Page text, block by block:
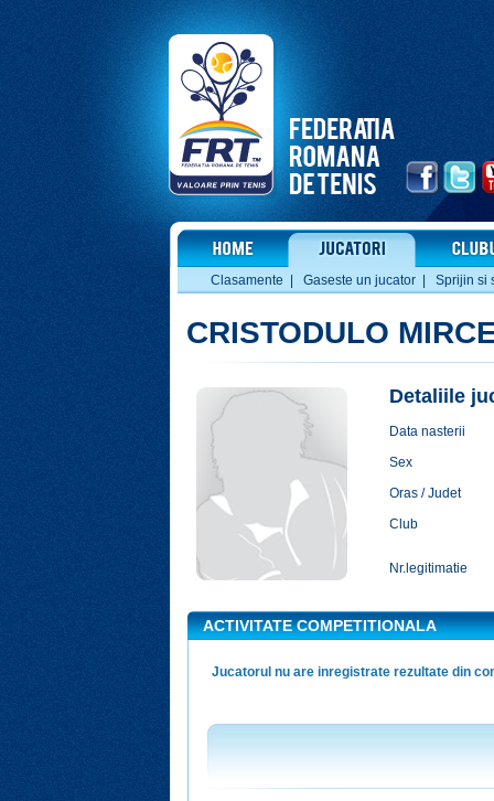
Clasamente Gaseste un jucator Sprijin si
CRISTODULO
Detaliile
Data nasterii
Sex
Oras / Judet
Club
Nr.legitimatie
ACTIVITATE COMPETITIONALA
Jucatorul nu are inregistrate rezultate din